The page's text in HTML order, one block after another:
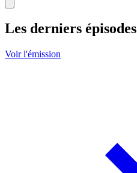
Les derniers épisodes
Voir l'émission